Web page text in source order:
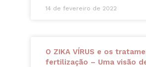
14 de fevereiro de 2022
O ZIKA VÍRUS e os
fertilização – Uma visão